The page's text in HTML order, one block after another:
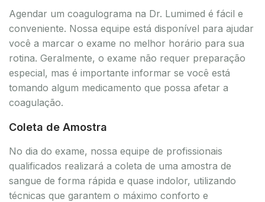
Agendar um coagulograma na Dr. Lumimed é fácil e
conveniente. Nossa equipe está disponível para ajudar
você a marcar o exame no melhor horário para sua
rotina. Geralmente, o exame não requer preparação
especial, mas é importante informar se você está
tomando algum medicamento que possa afetar a
coagulação.
Coleta de Amostra
No dia do exame, nossa equipe de profissionais
qualificados realizará a coleta de uma amostra de
sangue de forma rápida e quase indolor, utilizando
técnicas que garantem o máximo conforto e